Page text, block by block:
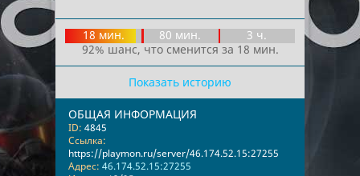
18 мин. 80 мин.
3 ч.
92% шанс, что сменится за 18 мин.
Показать историю
ОБЩАЯ ИНФОРМАЦИЯ
ID: 4845
Ссылка:
https://playmon.ru/server/46.174.52.15:27255
Адрес: 46.174.52.15:27255